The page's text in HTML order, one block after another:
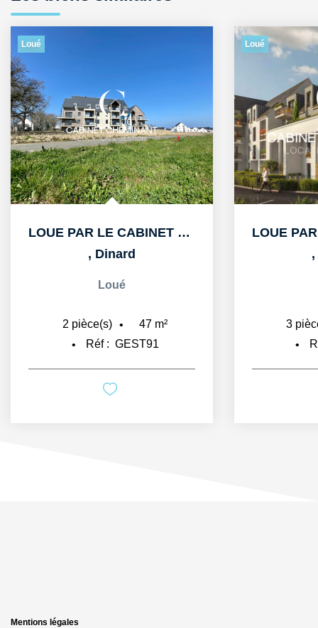
Loué
LOUE PAR LE CABINET CHEMINANT A DINARD APPARTEMENT T2 DE...
, Dinard
Loué
2 pièce(s) 47 m²
Réf : GEST91
Loué
,
3
Mentions légales